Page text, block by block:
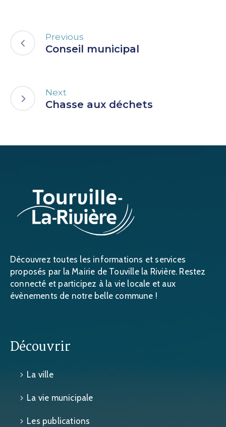
Previous
Conseil municipal
Next
Chasse aux déchets
Découvrez toutes les informations et services
proposés par la Mairie de Touville la Rivière. Restez
connecté et participez à la vie locale et aux
évènements de notre belle commune !
Découvrir
La ville
La vie municipale
Les publications